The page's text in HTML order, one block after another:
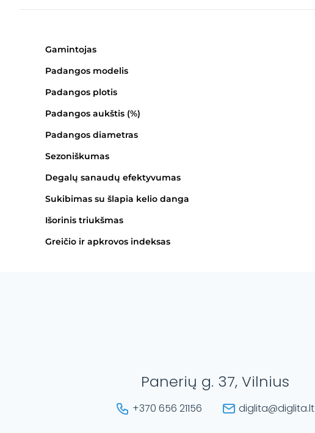
Gamintojas
Padangos modelis
Padangos plotis
Padangos aukštis (%)
Padangos diametras
Sezoniškumas
Degalų sanaudų efektyvumas
Sukibimas su šlapia kelio danga
Išorinis triukšmas
Greičio ir apkrovos indeksas
Panerių g. 37, Vilnius
+370 656 21156 diglita@diglita.lt